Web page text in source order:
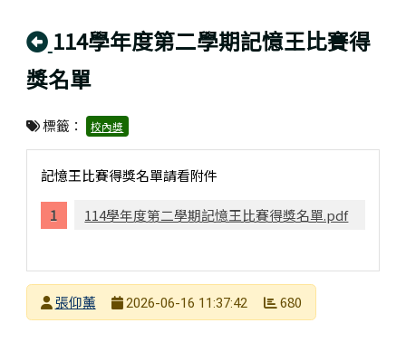
回上頁
114學年度第二學期記憶王比賽得
獎名單
標籤： 校內獎
記憶王比賽得獎名單請看附件
114學年度第二學期記憶王比賽得獎名單.pdf
發布者張仰薰
2026-06-16 11:37:42 680